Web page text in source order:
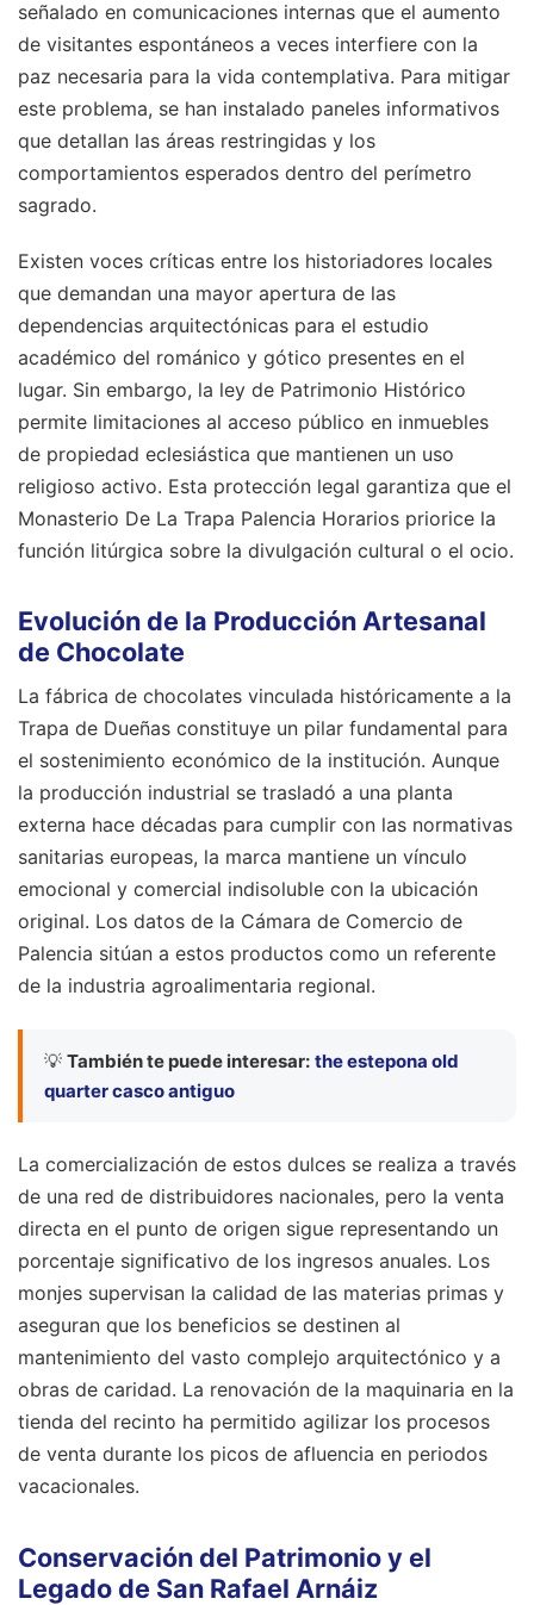
señalado en comunicaciones internas que el aumento
de visitantes espontáneos a veces interfiere con la
paz necesaria para la vida contemplativa. Para mitigar
este problema, se han instalado paneles informativos
que detallan las áreas restringidas y los
comportamientos esperados dentro del perímetro
sagrado.
Existen voces críticas entre los historiadores locales
que demandan una mayor apertura de las
dependencias arquitectónicas para el estudio
académico del románico y gótico presentes en el
lugar. Sin embargo, la ley de Patrimonio Histórico
permite limitaciones al acceso público en inmuebles
de propiedad eclesiástica que mantienen un uso
religioso activo. Esta protección legal garantiza que el
Monasterio De La Trapa Palencia Horarios priorice la
función litúrgica sobre la divulgación cultural o el ocio.
Evolución de la Producción Artesanal
de Chocolate
La fábrica de chocolates vinculada históricamente a la
Trapa de Dueñas constituye un pilar fundamental para
el sostenimiento económico de la institución. Aunque
la producción industrial se trasladó a una planta
externa hace décadas para cumplir con las normativas
sanitarias europeas, la marca mantiene un vínculo
emocional y comercial indisoluble con la ubicación
original. Los datos de la Cámara de Comercio de
Palencia sitúan a estos productos como un referente
de la industria agroalimentaria regional.
💡 También te puede interesar: the estepona old
quarter casco antiguo
La comercialización de estos dulces se realiza a través
de una red de distribuidores nacionales, pero la venta
directa en el punto de origen sigue representando un
porcentaje significativo de los ingresos anuales. Los
monjes supervisan la calidad de las materias primas y
aseguran que los beneficios se destinen al
mantenimiento del vasto complejo arquitectónico y a
obras de caridad. La renovación de la maquinaria en la
tienda del recinto ha permitido agilizar los procesos
de venta durante los picos de afluencia en periodos
vacacionales.
Conservación del Patrimonio y el
Legado de San Rafael Arnáiz